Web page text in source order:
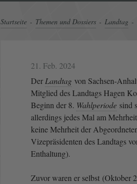
Startseite Themen und Dossiers Landtag
21. Feb. 2024
Der Landtag von Sachsen-
Mitglied des Landtags Hagen
Beginn der 8. Wahlperiode sind
allerdings jedes Mal am
keine Mehrheit der
Vizepräsidenten des Landtags
Enthaltung).
Zuvor waren er selbst (Oktober